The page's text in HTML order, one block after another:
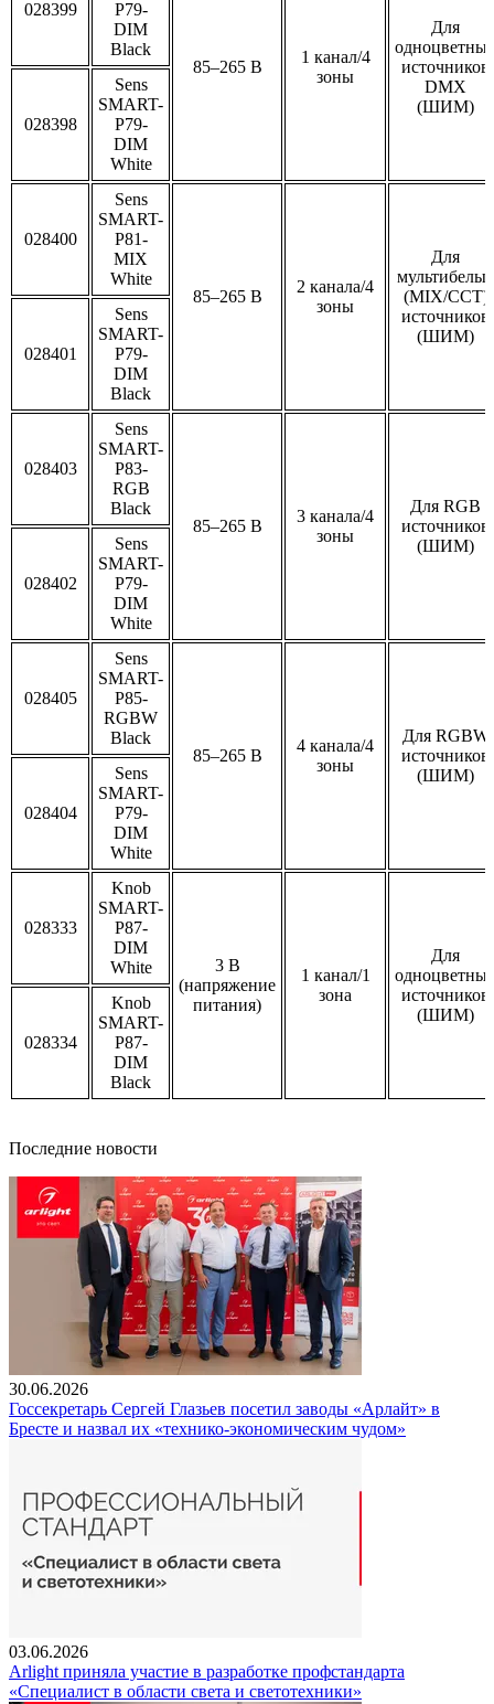
028399
P79-
DIM
Black
85–265 В
1 канал/4
зоны
Для
источников
DMX
(ШИМ)
028398
Sens
SMART-
P79-
DIM
White
028400
Sens
SMART-
P81-
MIX
White
85–265 В
2 канала/4
зоны
Для
мультибелых
(MIX/CCT)
источников
(ШИМ)
028401
Sens
SMART-
P79-
DIM
Black
028403
Sens
SMART-
P83-
RGB
Black
85–265 В
3 канала/4
зоны
Для RGB
источников
(ШИМ)
028402
Sens
SMART-
P79-
DIM
White
028405
Sens
SMART-
P85-
RGBW
Black
85–265 В
4 канала/4
зоны
Для RGBW
источников
(ШИМ)
028404
Sens
SMART-
P79-
DIM
White
028333
Knob
SMART-
P87-
DIM
White
3 В
(напряжение
питания)
1 канал/1
зона
Для
источников
(ШИМ)
028334
Knob
SMART-
P87-
DIM
Black
Последние новости
30.06.2026
Госсекретарь Сергей Глазьев посетил заводы «Арлайт» в
Бресте и назвал их «технико-экономическим чудом»
03.06.2026
Arlight приняла участие в разработке профстандарта
«Специалист в области света и светотехники»